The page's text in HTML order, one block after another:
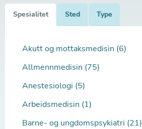
Spesialitet Sted Type
Akutt og mottaksmedisin (6)
Allmennmedisin (75)
Anestesiologi (5)
Arbeidsmedisin (1)
Barne- og ungdomspsykiatri (21)